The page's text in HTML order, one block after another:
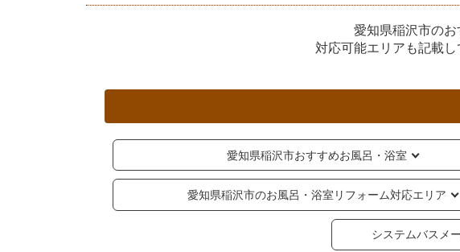
愛知県稲沢市のお
対応可能エリアも記載
愛知県稲沢市おすすめお風呂・浴室
愛知県稲沢市のお風呂・浴室リフォーム対応エリア
システムバスメ